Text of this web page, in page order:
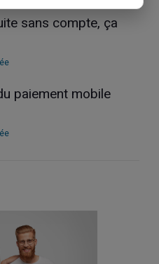
sans compte, ça
paiement mobile